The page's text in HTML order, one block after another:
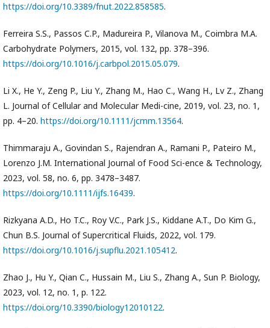
https://doi.org/10.3389/fnut.2022.858585.
Ferreira S.S., Passos C.P., Madureira P., Vilanova M., Coimbra M.A.
Carbohydrate Polymers, 2015, vol. 132, pp. 378–396.
https://doi.org/10.1016/j.carbpol.2015.05.079.
Li X., He Y., Zeng P., Liu Y., Zhang M., Hao C., Wang H., Lv Z., Zhang
L. Journal of Cellular and Molecular Medi-cine, 2019, vol. 23, no. 1,
pp. 4–20. https://doi.org/10.1111/jcmm.13564.
Thimmaraju A., Govindan S., Rajendran A., Ramani P., Pateiro M.,
Lorenzo J.M. International Journal of Food Sci-ence & Technology,
2023, vol. 58, no. 6, pp. 3478–3487.
https://doi.org/10.1111/ijfs.16439.
Rizkyana A.D., Ho T.C., Roy V.C., Park J.S., Kiddane A.T., Do Kim G.,
Chun B.S. Journal of Supercritical Fluids, 2022, vol. 179.
https://doi.org/10.1016/j.supflu.2021.105412.
Zhao J., Hu Y., Qian C., Hussain M., Liu S., Zhang A., Sun P. Biology,
2023, vol. 12, no. 1, p. 122.
https://doi.org/10.3390/biology12010122.